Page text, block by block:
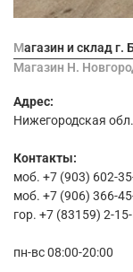
Магазин и склад г.
Магазин Н.
Адрес:
Нижегородская
Контакты:
моб. +7 (903) 602-
моб. +7 (906) 366-
гор. +7 (83159) 2-15-
пн-вс 08:00-20:00